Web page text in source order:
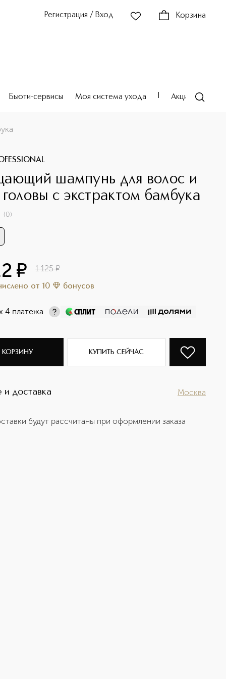
Регистрация / Вход Корзина
Бьюти-сервисы Моя система ухода Акции
шампунь для волос и
с экстрактом бамбука
(0)
¤ 1 125 ¤
от 10 бонусов
4 платежа
КОРЗИНУ КУПИТЬ СЕЙЧАС
и доставка Москва
будут рассчитаны при оформлении заказа